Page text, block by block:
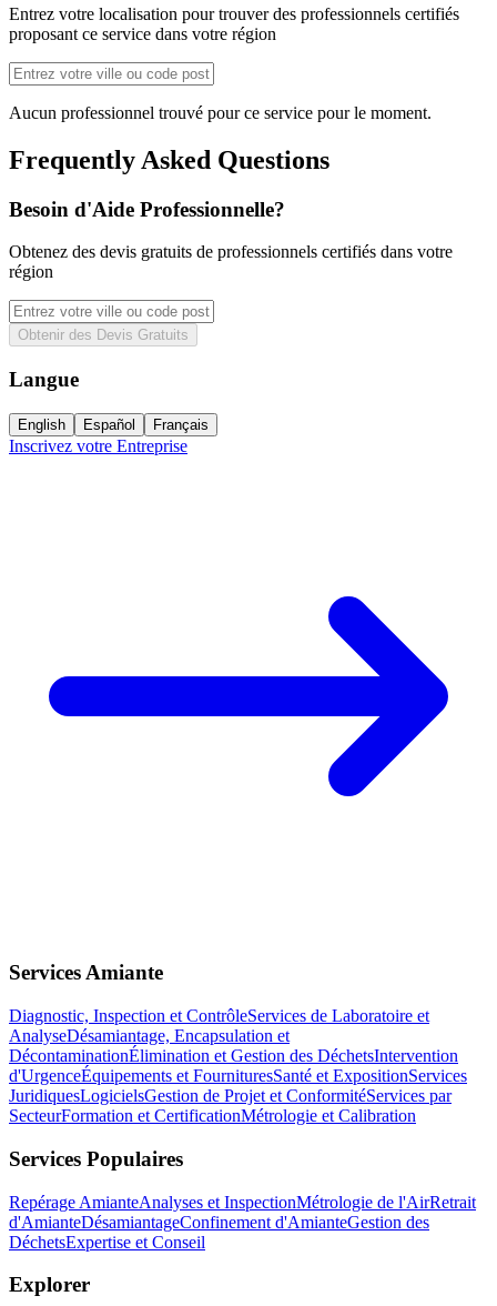
Entrez votre localisation pour trouver des professionnels certifiés
proposant ce service dans votre région
Aucun professionnel trouvé pour ce service pour le moment.
Frequently Asked Questions
Besoin d'Aide Professionnelle?
Obtenez des devis gratuits de professionnels certifiés dans votre
région
Obtenir des Devis Gratuits
Langue
English Español Français
Inscrivez votre Entreprise
Services Amiante
Diagnostic, Inspection et ContrôleServices de Laboratoire et
AnalyseDésamiantage, Encapsulation et
DécontaminationÉlimination et Gestion des DéchetsIntervention
d'UrgenceÉquipements et FournituresSanté et ExpositionServices
JuridiquesLogicielsGestion de Projet et ConformitéServices par
SecteurFormation et CertificationMétrologie et Calibration
Services Populaires
Repérage AmianteAnalyses et InspectionMétrologie de l'AirRetrait
d'AmianteDésamiantageConfinement d'AmianteGestion des
DéchetsExpertise et Conseil
Explorer